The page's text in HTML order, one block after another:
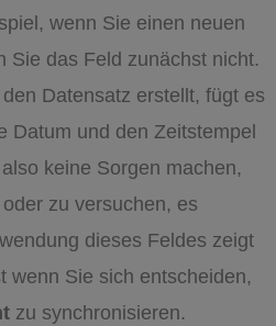
wenn Sie einen neuen
Sie das Feld zunächst nicht.
Datensatz erstellt, fügt es
Datum und den Zeitstempel
keine Sorgen machen,
zu versuchen, es
dieses Feldes zeigt
wenn Sie sich entscheiden,
zu synchronisieren.